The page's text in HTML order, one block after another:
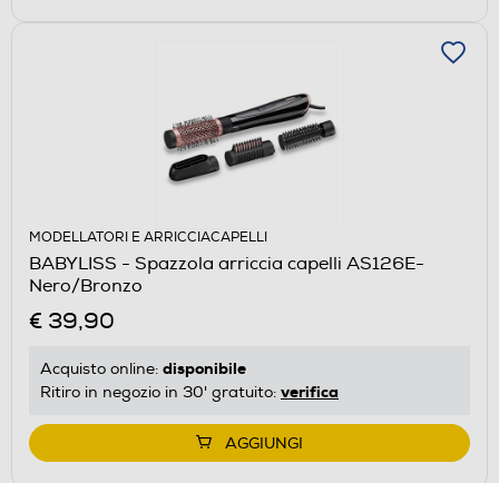
MODELLATORI E ARRICCIACAPELLI
BABYLISS - Spazzola arriccia capelli AS126E-
Nero/Bronzo
€ 39,90
Acquisto online: disponibile
Ritiro in negozio in 30' gratuito: verifica
AGGIUNGI